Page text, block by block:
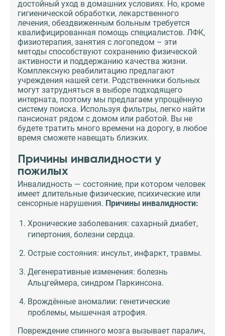
достойный уход в домашних условиях. Но, кроме
гигиенической обработки, лекарственного
лечения, обездвиженным больным требуется
квалифицированная помощь специалистов. ЛФК,
физиотерапия, занятия с логопедом – эти
методы способствуют сохранению физической
активности и поддержанию качества жизни.
Комплексную реабилитацию предлагают
учреждения нашей сети. Родственники больных
могут затрудняться в выборе подходящего
интерната, поэтому мы предлагаем упрощённую
систему поиска. Используя фильтры, легко найти
пансионат рядом с домом или работой. Вы не
будете тратить много времени на дорогу, в любое
время сможете навещать близких.
Причины инвалидности у
пожилых
Инвалидность — состояние, при котором человек
имеет длительные физические, психические или
сенсорные нарушения. Причины инвалидности:
Хронические заболевания: сахарный диабет,
гипертония, болезни сердца.
Острые состояния: инсульт, инфаркт, травмы.
Дегенеративные изменения: болезнь
Альцгеймера, синдром Паркинсона.
Врождённые аномалии: генетические
проблемы, мышечная атрофия.
Повреждение спинного мозга вызывает паралич,